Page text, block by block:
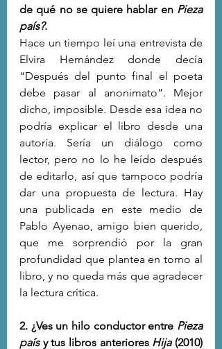
de qué no se quiere hablar en Pieza
país?.
Hace un tiempo leí una entrevista de
Elvira Hernández donde decía
“Después del punto final el poeta
debe pasar al anonimato”. Mejor
dicho, imposible. Desde esa idea no
podría explicar el libro desde una
autoría. Sería un diálogo como
lector, pero no lo he leído después
de editarlo, así que tampoco podría
dar una propuesta de lectura. Hay
una publicada en este medio de
Pablo Ayenao, amigo bien querido,
que me sorprendió por la gran
profundidad que plantea en torno al
libro, y no queda más que agradecer
la lectura crítica.
2. ¿Ves un hilo conductor entre Pieza
país y tus libros anteriores Hija (2010)